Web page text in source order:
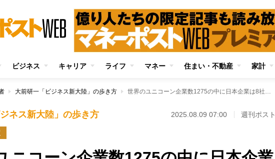
ビジネス キャリア ライフ マネー 住まい・不動産 家計
大前研一「ビジネス新大陸」の歩き方 世界のユニコーン企業数1275の中に日本企業は8社のみ…なぜ日本ではスタートアップ企業が“少なくて小粒”なのか、大前研一氏が指摘する“最大の問題”
ネス新大陸」の歩き方 2025.08.09 07:00 週刊ポスト